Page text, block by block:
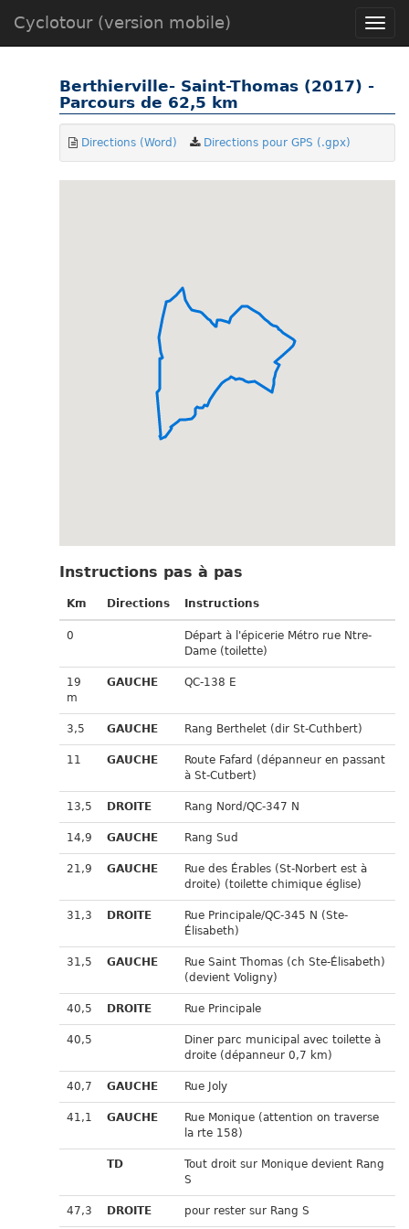
Toggle
Cyclotour (version mobile)
Berthierville- Saint-Thomas (2017) -
Parcours de 62,5 km
Directions (Word) Directions pour GPS (.gpx)
Instructions pas à pas
Km Directions Instructions
0
Départ à l'épicerie Métro rue Ntre-
Dame (toilette)
19
m
GAUCHE QC-138 E
3,5 GAUCHE Rang Berthelet (dir St-Cuthbert)
11 GAUCHE
Route Fafard (dépanneur en passant
à St-Cutbert)
13,5 DROITE Rang Nord/QC-347 N
14,9 GAUCHE Rang Sud
21,9 GAUCHE
Rue des Érables (St-Norbert est à
droite) (toilette chimique église)
31,3 DROITE
Rue Principale/QC-345 N (Ste-
Élisabeth)
31,5 GAUCHE
Rue Saint Thomas (ch Ste-Élisabeth)
(devient Voligny)
40,5 DROITE Rue Principale
40,5
Diner parc municipal avec toilette à
droite (dépanneur 0,7 km)
40,7 GAUCHE Rue Joly
41,1 GAUCHE
Rue Monique (attention on traverse
la rte 158)
TD
Tout droit sur Monique devient Rang
S
47,3 DROITE pour rester sur Rang S